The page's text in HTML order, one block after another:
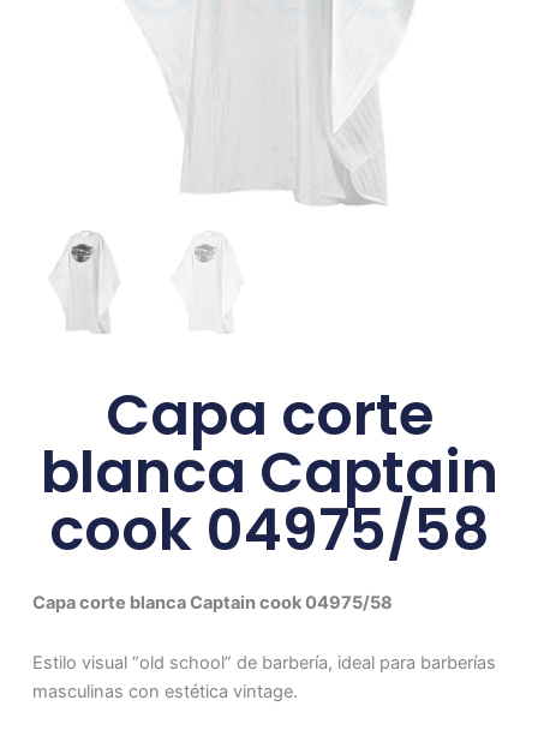
Capa corte
blanca Captain
cook 04975/58
Capa corte blanca Captain cook 04975/58
Estilo visual “old school” de barbería, ideal para barberías
masculinas con estética vintage.